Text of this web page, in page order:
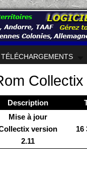
TÉLÉCHARGEMENTS
Description
Mise à jour
version
2.11
16